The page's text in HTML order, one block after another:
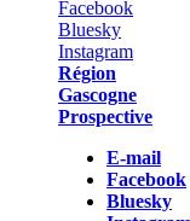
Région
Gascogne
Prospective
E-mail
Facebook
Bluesky